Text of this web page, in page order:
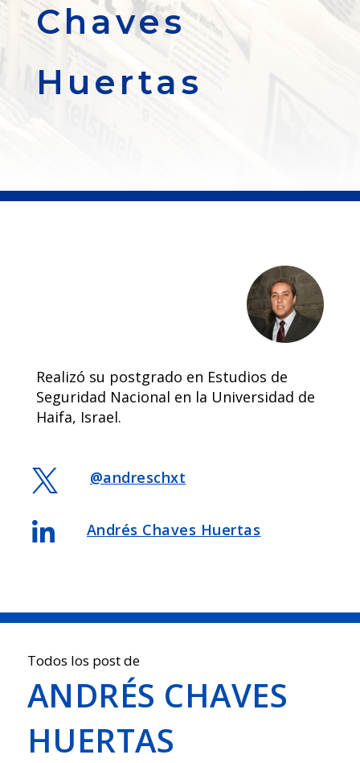
Chaves
Huertas
Realizó su postgrado en Estudios de
Seguridad Nacional en la Universidad de
Haifa, Israel.
 @andreschxt
 Andrés Chaves Huertas
Todos los post de
ANDRÉS CHAVES
HUERTAS